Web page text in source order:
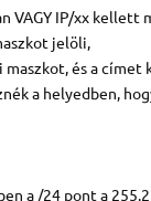
VAGY IP/xx kellett
jelöli,
maszkot, és a címet
a helyedben,
a /24 pont a